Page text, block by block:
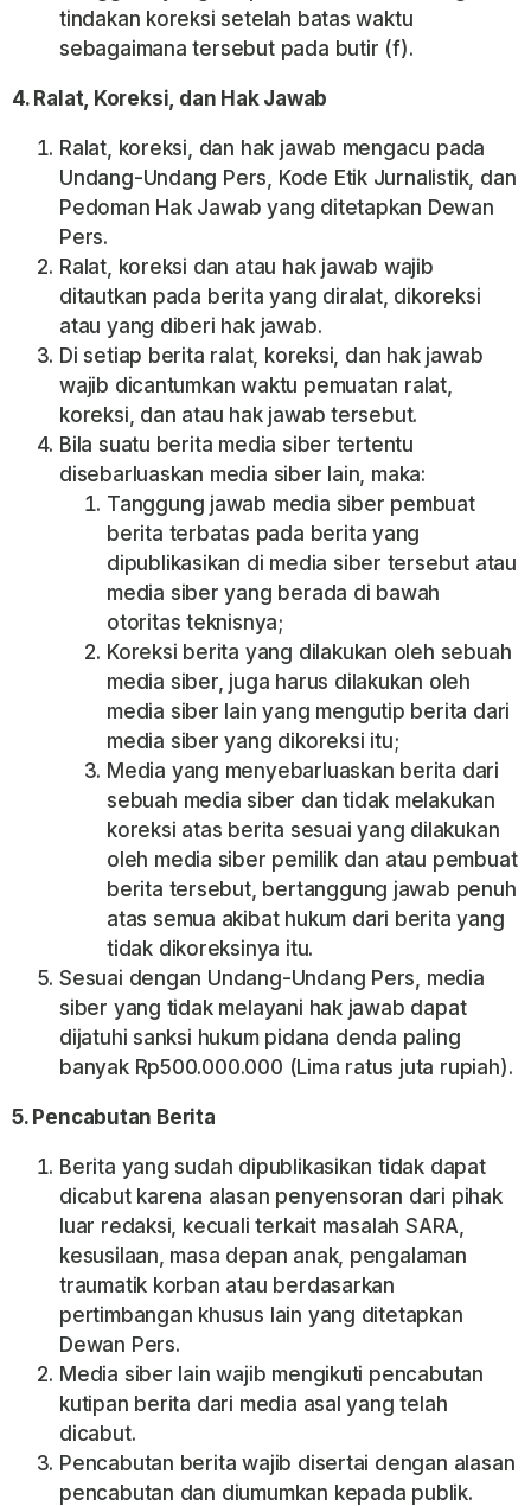
tindakan koreksi setelah batas waktu
sebagaimana tersebut pada butir (f).
4. Ralat, Koreksi, dan Hak Jawab
Ralat, koreksi, dan hak jawab mengacu pada
Undang-Undang Pers, Kode Etik Jurnalistik, dan
Pedoman Hak Jawab yang ditetapkan Dewan
Pers.
Ralat, koreksi dan atau hak jawab wajib
ditautkan pada berita yang diralat, dikoreksi
atau yang diberi hak jawab.
Di setiap berita ralat, koreksi, dan hak jawab
wajib dicantumkan waktu pemuatan ralat,
koreksi, dan atau hak jawab tersebut.
Bila suatu berita media siber tertentu
disebarluaskan media siber lain, maka:
Tanggung jawab media siber pembuat
berita terbatas pada berita yang
dipublikasikan di media siber tersebut atau
media siber yang berada di bawah
otoritas teknisnya;
Koreksi berita yang dilakukan oleh sebuah
media siber, juga harus dilakukan oleh
media siber lain yang mengutip berita dari
media siber yang dikoreksi itu;
Media yang menyebarluaskan berita dari
sebuah media siber dan tidak melakukan
koreksi atas berita sesuai yang dilakukan
oleh media siber pemilik dan atau pembuat
berita tersebut, bertanggung jawab penuh
atas semua akibat hukum dari berita yang
tidak dikoreksinya itu.
Sesuai dengan Undang-Undang Pers, media
siber yang tidak melayani hak jawab dapat
dijatuhi sanksi hukum pidana denda paling
banyak Rp500.000.000 (Lima ratus juta rupiah).
5. Pencabutan Berita
Berita yang sudah dipublikasikan tidak dapat
dicabut karena alasan penyensoran dari pihak
luar redaksi, kecuali terkait masalah SARA,
kesusilaan, masa depan anak, pengalaman
traumatik korban atau berdasarkan
pertimbangan khusus lain yang ditetapkan
Dewan Pers.
Media siber lain wajib mengikuti pencabutan
kutipan berita dari media asal yang telah
dicabut.
Pencabutan berita wajib disertai dengan alasan
pencabutan dan diumumkan kepada publik.